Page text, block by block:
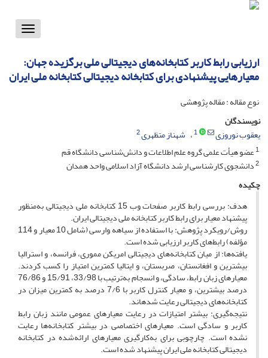
Toggle
ارزیابی رابط کاربر کتابخانه‌های دیجیتالی ملی برگزیده جهان:
معیارهایی پیشنهادی برای کتابخانه دیجیتالی کتابخانه ملی ایران
نوع مقاله : مقاله پژوهشی
نویسندگان
یعقوب نوروزی
1 شهناز متظهری2
1عضو هیأت علمی گروه علم اطلاعات و دانش‌شناسی دانشگاه قم
2دانشجوی کارشناسی ارشد دانشگاه آزاد اسلامی واحد همدان
چکیده
هدف: بررسی رابط کاربر صفحات وب 15 کتابخانه‌ ملی دیجیتالی به‌منظور
پیشنهاد معیار برای رابط کاربر کتابخانه ملی دیجیتالی ایران.
روش/رویکرد پژوهش: با استفاده از سیاهه وارسی (شامل 10 معیار و 114
مؤلفه) رابط‌های کاربر ارزیابی شده است.
یافته‌ها: از میان کتابخانه‌های دیجیتالی امریکن مموری، فرانسه، و استرالیا
بیشترین و افغانستان، صربستان، و ایتالیا‌ کمترین امتیاز را کسب کردند.
معیارهای زبان رابط، سادگی، و انسجام به‌ترتیب با 33/98، 15/91 و 76/86
درصد بیشترین، و معیار کنترل کاربر با 7/6 درصد به کمترین میزان در
کتابخانه‌­های دیجیتالی رعایت شده­اند.
نتیجه­‌گیری: بیشتر امتیازات در رعایت معیارهای عمومی مانند زبان رابط
کاربر و سادگی است. معیارهای اختصاصی در بیشتر کتابخانه‌ها رعایت
نشده ‌است. چارچوبی برای به­‌کارگیری معیارهای ارائه‌شده در کتابخانه
دیجیتالی کتابخانه ملی ایران پیشنهاد شده است.